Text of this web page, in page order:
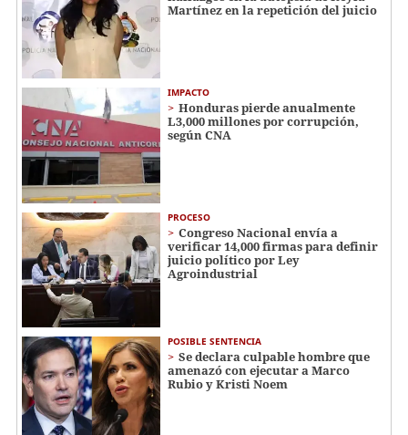
Martínez en la repetición del juicio
IMPACTO
Honduras pierde anualmente
L3,000 millones por corrupción,
según CNA
PROCESO
Congreso Nacional envía a
verificar 14,000 firmas para definir
juicio político por Ley
Agroindustrial
POSIBLE SENTENCIA
Se declara culpable hombre que
amenazó con ejecutar a Marco
Rubio y Kristi Noem